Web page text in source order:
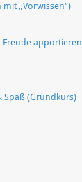
mit „Vorwissen“)
apportieren
Spaß (Grundkurs)